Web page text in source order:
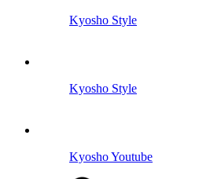
Kyosho Style
Kyosho Style
Kyosho Youtube